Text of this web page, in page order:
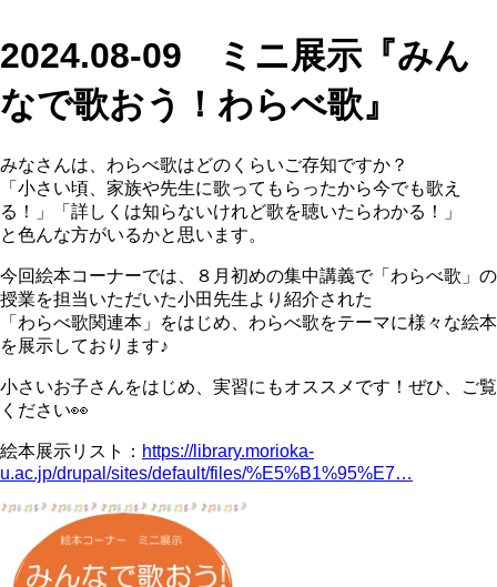
2024.08-09 ミニ展示『みん
なで歌おう！わらべ歌』
みなさんは、わらべ歌はどのくらいご存知ですか？
「小さい頃、家族や先生に歌ってもらったから今でも歌え
る！」「詳しくは知らないけれど歌を聴いたらわかる！」
と色んな方がいるかと思います。
今回絵本コーナーでは、８月初めの集中講義で「わらべ歌」の
授業を担当いただいた小田先生より紹介された
「わらべ歌関連本」をはじめ、わらべ歌をテーマに様々な絵本
を展示しております♪
小さいお子さんをはじめ、実習にもオススメです！ぜひ、ご覧
ください👀
絵本展示リスト： https://library.morioka-
u.ac.jp/drupal/sites/default/files/%E5%B1%95%E7…